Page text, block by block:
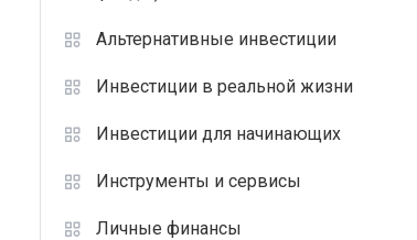
Альтернативные инвестиции
Инвестиции в реальной жизни
Инвестиции для начинающих
Инструменты и сервисы
Личные финансы